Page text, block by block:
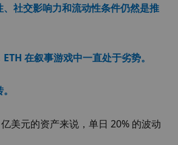
社交影响力和流动性条件仍然是推
在叙事游戏中一直处于劣势。
美元的资产来说，单日 20% 的波动